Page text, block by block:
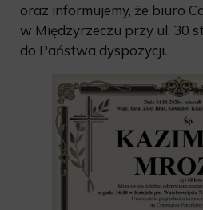
oraz informujemy, że biuro
w Międzyrzeczu przy ul. 30
do Państwa dyspozycji.